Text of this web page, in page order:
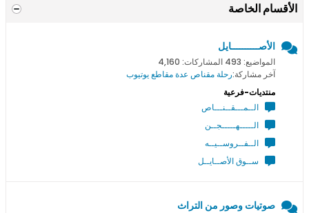
الأقسام الخاصة
الأصــــــــــايل
المواضيع: 493 المشاركات: 4,160
آخر مشاركة:رحلة مقناص عدة مقاطع يوتيوب
منتديات-فرعية
الــمـــقــنـــاص
الـــــهـــــجــن
الــفــروســيــه
ســوق الأصــايــل
صوتيات وصور من التراث